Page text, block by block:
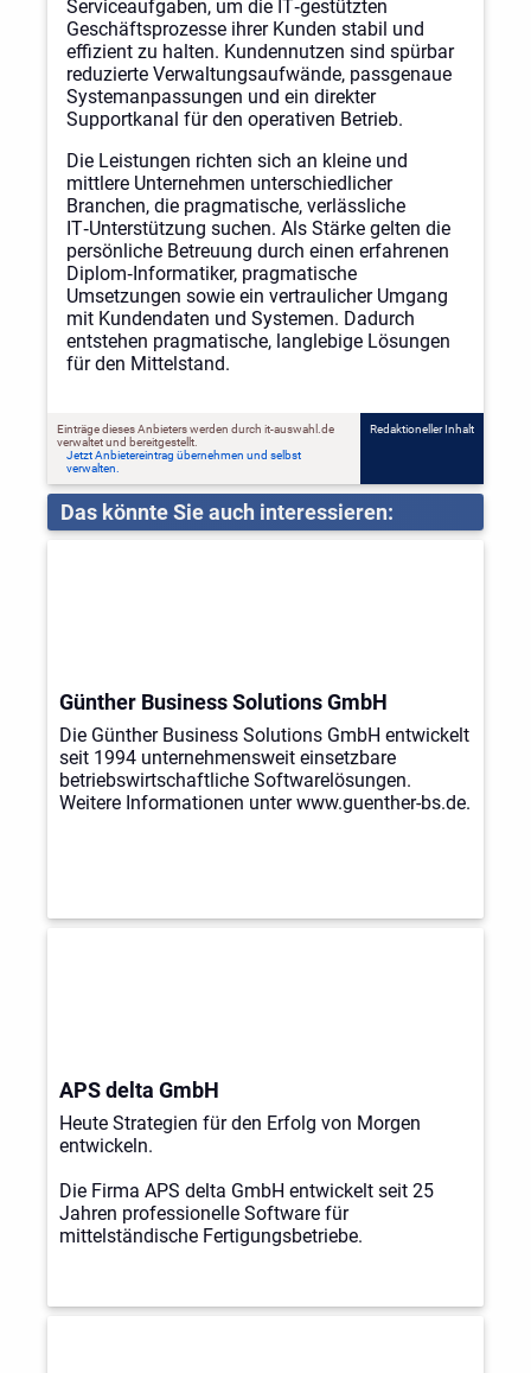
Serviceaufgaben, um die IT‑gestützten
Geschäftsprozesse ihrer Kunden stabil und
effizient zu halten. Kundennutzen sind spürbar
reduzierte Verwaltungsaufwände, passgenaue
Systemanpassungen und ein direkter
Supportkanal für den operativen Betrieb.
Die Leistungen richten sich an kleine und
mittlere Unternehmen unterschiedlicher
Branchen, die pragmatische, verlässliche
IT‑Unterstützung suchen. Als Stärke gelten die
persönliche Betreuung durch einen erfahrenen
Diplom‑Informatiker, pragmatische
Umsetzungen sowie ein vertraulicher Umgang
mit Kundendaten und Systemen. Dadurch
entstehen pragmatische, langlebige Lösungen
für den Mittelstand.
Einträge dieses Anbieters werden durch it-auswahl.de
verwaltet und bereitgestellt.
Jetzt Anbietereintrag übernehmen und selbst
verwalten.
Redaktioneller Inhalt
Das könnte Sie auch interessieren:
Günther Business Solutions GmbH
Die Günther Business Solutions GmbH entwickelt
seit 1994 unternehmensweit einsetzbare
betriebswirtschaftliche Softwarelösungen.
Weitere Informationen unter www.guenther-bs.de.
APS delta GmbH
Heute Strategien für den Erfolg von Morgen
entwickeln.
Die Firma APS delta GmbH entwickelt seit 25
Jahren professionelle Software für
mittelständische Fertigungsbetriebe.